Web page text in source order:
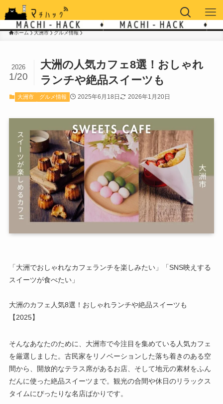
ホーム 大洲市 グルメ情報
大洲の人気カフェ8選！おしゃれ
ランチや絶品スイーツも
2026
1/20
大洲市 グルメ情報 2025年6月18日 2026年1月20日
「大洲でおしゃれなカフェランチを楽しみたい」「SNS映えする
スイーツが食べたい」
大洲のカフェ人気8選！おしゃれランチや絶品スイーツも
【2025】
そんなあなたのために、大洲市で今注目を集めている人気カフェ
を厳選しました。古民家をリノベーションした落ち着きのある空
間から、開放的なテラス席があるお店、そして地元の素材をふん
だんに使った絶品スイーツまで。観光の合間や休日のリラックス
タイムにぴったりな名店ばかりです。